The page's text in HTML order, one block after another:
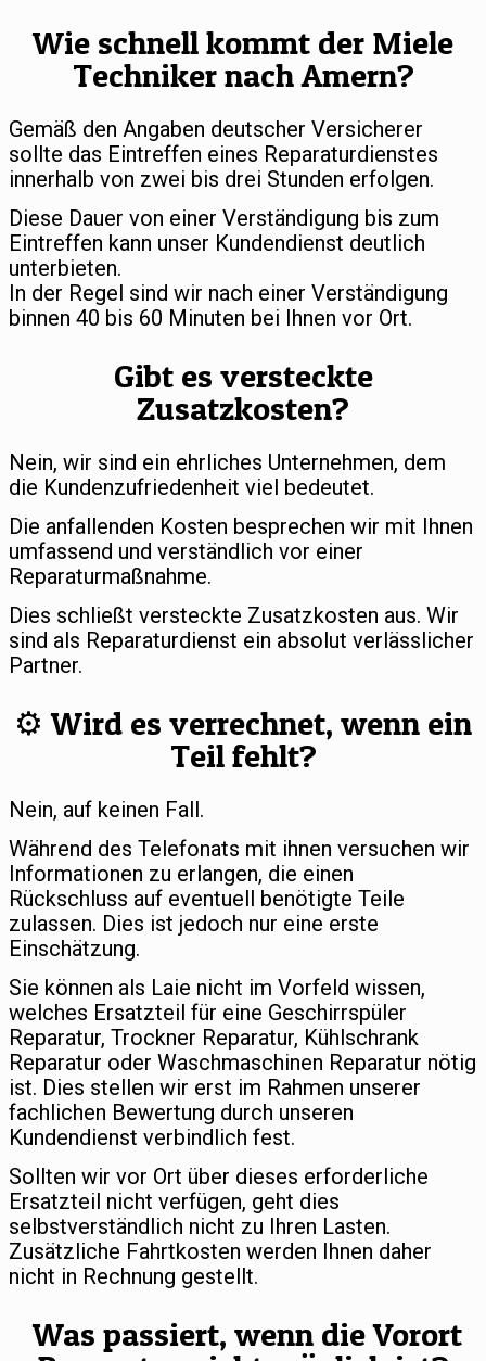
Wie schnell kommt der Miele
Techniker nach Amern?
Gemäß den Angaben deutscher Versicherer
sollte das Eintreffen eines Reparaturdienstes
innerhalb von zwei bis drei Stunden erfolgen.
Diese Dauer von einer Verständigung bis zum
Eintreffen kann unser Kundendienst deutlich
unterbieten.
In der Regel sind wir nach einer Verständigung
binnen 40 bis 60 Minuten bei Ihnen vor Ort.
Gibt es versteckte
Zusatzkosten?
Nein, wir sind ein ehrliches Unternehmen, dem
die Kundenzufriedenheit viel bedeutet.
Die anfallenden Kosten besprechen wir mit Ihnen
umfassend und verständlich vor einer
Reparaturmaßnahme.
Dies schließt versteckte Zusatzkosten aus. Wir
sind als Reparaturdienst ein absolut verlässlicher
Partner.
⚙️ Wird es verrechnet, wenn ein
Teil fehlt?
Nein, auf keinen Fall.
Während des Telefonats mit ihnen versuchen wir
Informationen zu erlangen, die einen
Rückschluss auf eventuell benötigte Teile
zulassen. Dies ist jedoch nur eine erste
Einschätzung.
Sie können als Laie nicht im Vorfeld wissen,
welches Ersatzteil für eine Geschirrspüler
Reparatur, Trockner Reparatur, Kühlschrank
Reparatur oder Waschmaschinen Reparatur nötig
ist. Dies stellen wir erst im Rahmen unserer
fachlichen Bewertung durch unseren
Kundendienst verbindlich fest.
Sollten wir vor Ort über dieses erforderliche
Ersatzteil nicht verfügen, geht dies
selbstverständlich nicht zu Ihren Lasten.
Zusätzliche Fahrtkosten werden Ihnen daher
nicht in Rechnung gestellt.
Was passiert, wenn die Vorort